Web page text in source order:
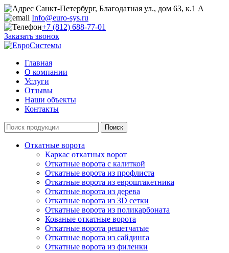
Санкт-Петербург, Благодатная ул., дом 63, к.1 А
Info@euro-sys.ru
+7 (812) 688-77-01
Заказать звонок
Главная
О компании
Услуги
Отзывы
Наши объекты
Контакты
Откатные ворота
Каркас откатных ворот
Откатные ворота с калиткой
Откатные ворота из профлиста
Откатные ворота из евроштакетника
Откатные ворота из дерева
Откатные ворота из 3D сетки
Откатные ворота из поликарбоната
Кованые откатные ворота
Откатные ворота решетчатые
Откатные ворота из сайдинга
Откатные ворота из филенки